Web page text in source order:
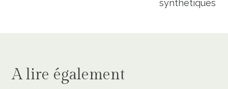
synthétiques
A lire également